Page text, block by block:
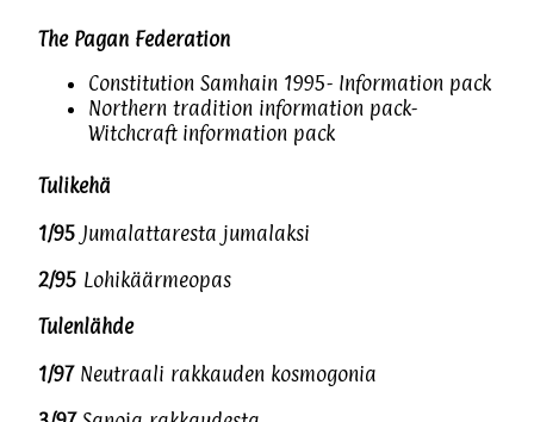
The Pagan Federation
Constitution Samhain 1995- Information pack
Northern tradition information pack-
Witchcraft information pack
Tulikehä
1/95 Jumalattaresta jumalaksi
2/95 Lohikäärmeopas
Tulenlähde
1/97Neutraali rakkauden kosmogonia